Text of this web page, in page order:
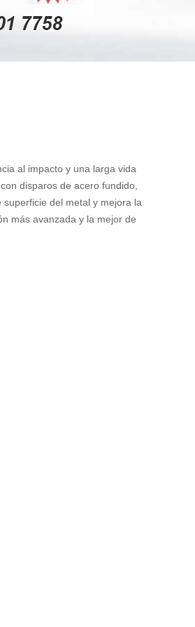
al impacto y una larga vida
disparos de acero fundido,
del metal y mejora la
más avanzada y la mejor de